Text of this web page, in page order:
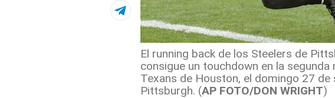
El running back de los Steelers de
consigue un touchdown en la
Texans de Houston, el domingo 27
Pittsburgh. (AP FOTO/DON WRIGHT)